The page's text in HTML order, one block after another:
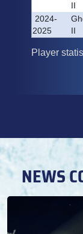
NEWS